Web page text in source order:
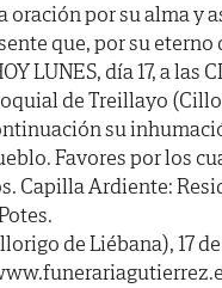
oración por su alma y
que, por su eterno
LUNES, día 17, a las
de Treillayo
su
Favores por los
Capilla Ardiente:
de Liébana), 17